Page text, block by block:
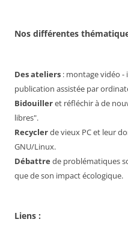
Nos différentes
Des ateliers : montage vidéo
publication assistée par
Bidouilleret réfléchir à de
libres".
Recyclerde vieux PC et leur
GNU/Linux.
Débattre de problématiques
que de son impact écologique.
Liens :